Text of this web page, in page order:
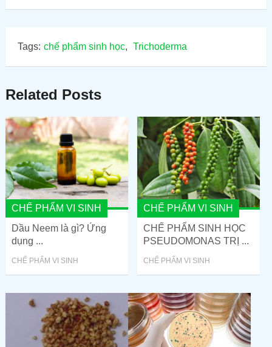
Tags: chế phẩm sinh học, Trichoderma
Related Posts
CHẾ PHẨM VI SINH
Dầu Neem là gì? Ứng
dụng ...
CHẾ PHẨM VI SINH
CHẾ PHẨM VI SINH
CHẾ PHẨM SINH HỌC
PSEUDOMONAS TRỊ ...
CHẾ PHẨM VI SINH